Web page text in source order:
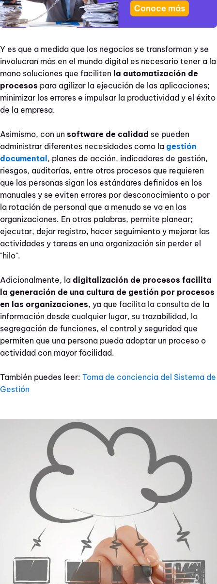
Y es que a medida que los negocios se transforman y se
involucran más en el mundo digital es necesario tener a la
mano soluciones que faciliten la automatización de
procesos para agilizar la ejecución de las aplicaciones;
minimizar los errores e impulsar la productividad y el éxito
de la empresa.
Asimismo, con un software de calidad se pueden
administrar diferentes necesidades como la gestión
documental , planes de acción, indicadores de gestión,
riesgos, auditorías, entre otros procesos que requieren
que las personas sigan los estándares definidos en los
manuales y se eviten errores por desconocimiento o por
la rotación de personal que a menudo se va en las
organizaciones. En otras palabras, permite planear;
ejecutar, dejar registro, hacer seguimiento y mejorar las
actividades y tareas en una organización sin perder el
"hilo".
Adicionalmente, la digitalización de procesos facilita
la generación de una cultura de gestión por procesos
en las organizaciones, ya que facilita la consulta de la
información desde cualquier lugar, su trazabilidad, la
segregación de funciones, el control y seguridad que
permiten que una persona pueda adoptar un proceso o
actividad con mayor facilidad.
También puedes leer: Toma de conciencia del Sistema de
Gestión